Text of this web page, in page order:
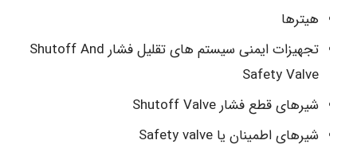
هیترها
تجهیزات ایمنی سیستم های تقلیل فشار Shutoff And
Safety Valve
شیرهای قطع فشار Shutoff Valve
شیرهای اطمینان یا Safety valve